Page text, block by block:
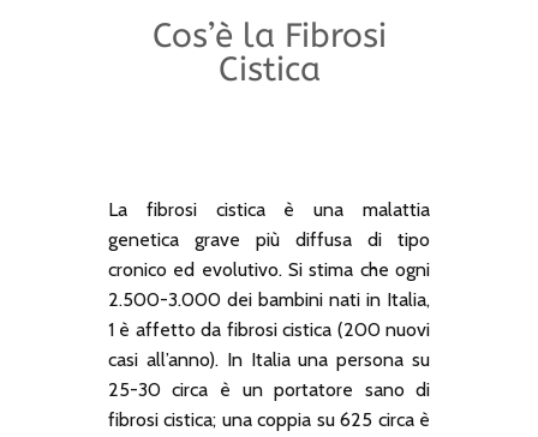
Cos’è la Fibrosi
Cistica
La fibrosi cistica è una malattia
genetica grave più diffusa di tipo
cronico ed evolutivo. Si stima che ogni
2.500-3.000 dei bambini nati in Italia,
1 è affetto da fibrosi cistica (200 nuovi
casi all’anno). In Italia una persona su
25-30 circa è un portatore sano di
fibrosi cistica; una coppia su 625 circa è